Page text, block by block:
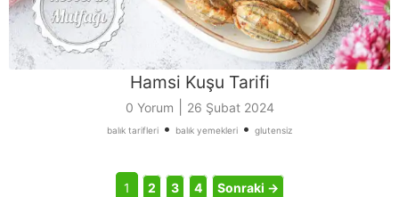
Hamsi Kuşu Tarifi
0 Yorum 26 Şubat 2024
balık tarifleri • balık yemekleri • glutensiz
1 2 3 4 Sonraki →